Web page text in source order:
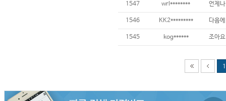
1547 wrl******** 언제
1546 KK2*********
1545 kog****** 조아
1